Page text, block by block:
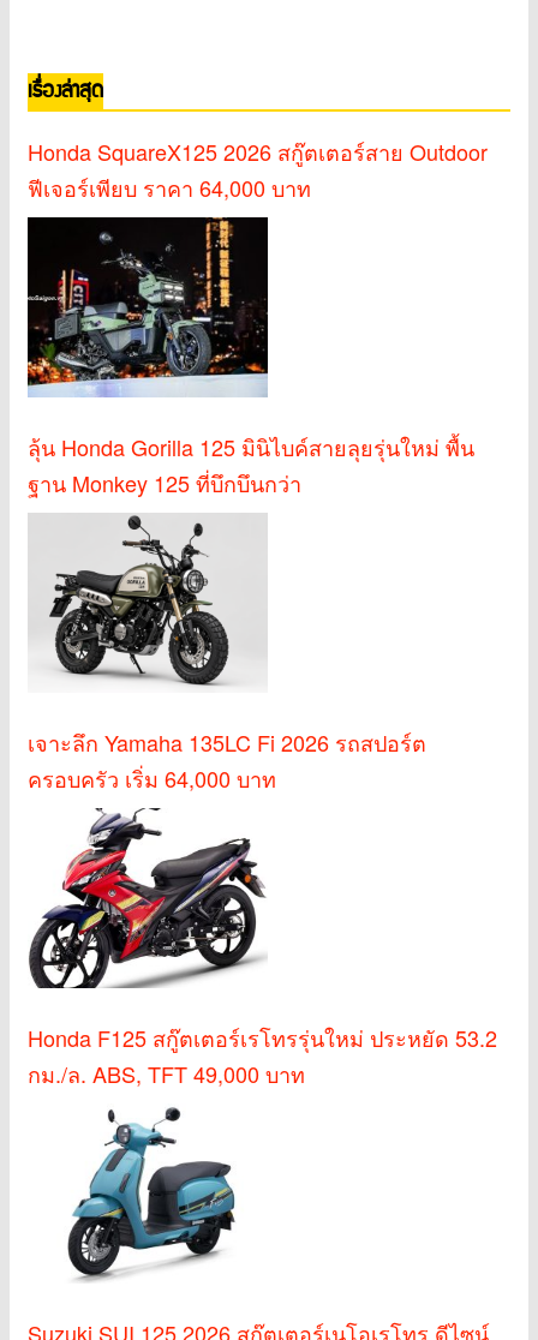
เรื่องล่าสุด
Honda SquareX125 2026 สกู๊ตเตอร์สาย Outdoor
ฟีเจอร์เพียบ ราคา 64,000 บาท
ลุ้น Honda Gorilla 125 มินิไบค์สายลุยรุ่นใหม่ พื้น
ฐาน Monkey 125 ที่บึกบึนกว่า
เจาะลึก Yamaha 135LC Fi 2026 รถสปอร์ต
ครอบครัว เริ่ม 64,000 บาท
Honda F125 สกู๊ตเตอร์เรโทรรุ่นใหม่ ประหยัด 53.2
กม./ล. ABS, TFT 49,000 บาท
Suzuki SUI 125 2026 สกู๊ตเตอร์เนโอเรโทร ดีไซน์